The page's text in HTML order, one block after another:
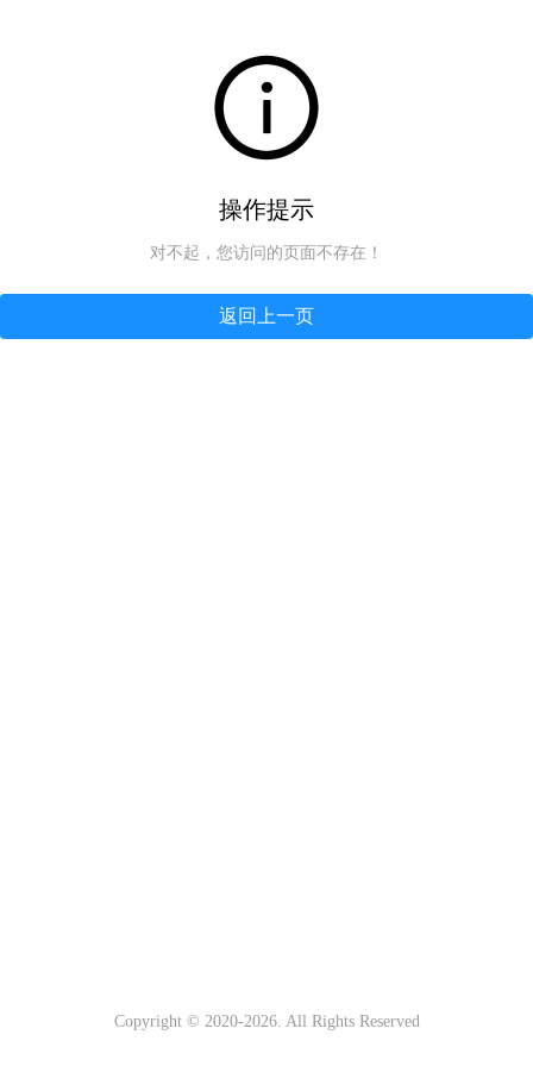
操作提示
对不起，您访问的页面不存在！
返回上一页
Copyright © 2020-2026. All Rights Reserved